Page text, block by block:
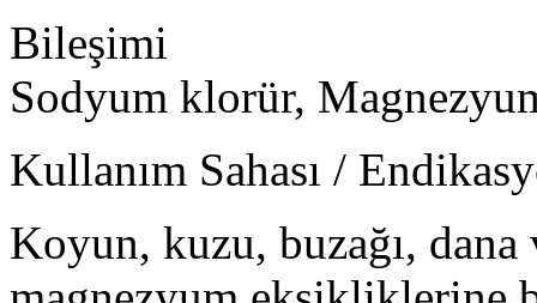
Bileşimi
Sodyum klorür,
Kullanım Sahası /
Koyun, kuzu, buzağı,